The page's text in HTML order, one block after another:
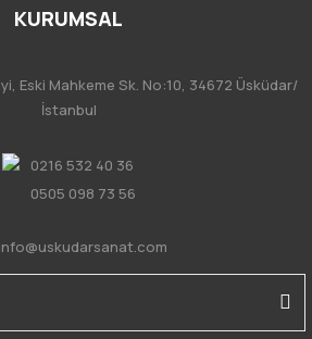
KURUMSAL
Eski Mahkeme Sk. No:10, 34672 Üsküdar/
İstanbul
0216 532 40 36
0505 098 73 56
info@uskudarsanat.com